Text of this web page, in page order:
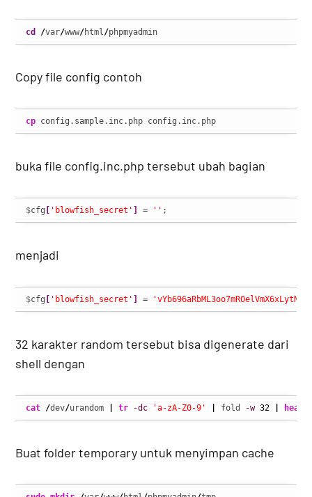
cd /var/www/html/phpmyadmin
Copy file config contoh
cp config.sample.inc.php config.inc.php
buka file config.inc.php tersebut ubah bagian
$cfg 'blowfish_secret' = '' ;
menjadi
$cfg 'blowfish_secret' =
32 karakter random tersebut bisa digenerate dari
shell dengan
cat /dev/urandom tr -dc 'a-zA-Z0-9' fold -w 32 head
Buat folder temporary untuk menyimpan cache